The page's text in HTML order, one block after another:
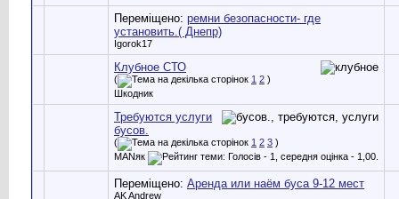
Переміщено: ремни безопасности- где
установить.( Днепр)
Igorok17
Клубное СТО
( 1 2 )
Шкодник
Требуются услуги
бусов.
( 1 2 3 )
MANяк
Переміщено: Аренда или наём буса 9-12 мест
AK Andrew